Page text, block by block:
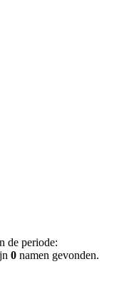
de periode:
0 namen gevonden.